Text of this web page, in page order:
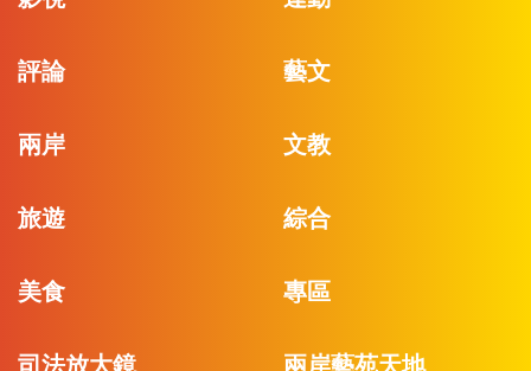
評論 藝文
兩岸 文教
旅遊 綜合
美食 專區
司法放大鏡 兩岸藝苑天地